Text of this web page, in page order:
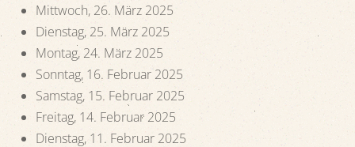
Mittwoch, 26. März 2025
Dienstag, 25. März 2025
Montag, 24. März 2025
Sonntag, 16. Februar 2025
Samstag, 15. Februar 2025
Freitag, 14. Februar 2025
Dienstag, 11. Februar 2025